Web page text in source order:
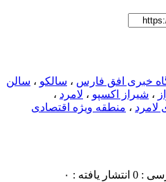
خبری افق فارس ، سالکو ، سالن
، شیراز اکسپو ، لامرد ،
لامرد ، منطقه ویژه اقتصادی
: 0 انتشار یافته : ۰